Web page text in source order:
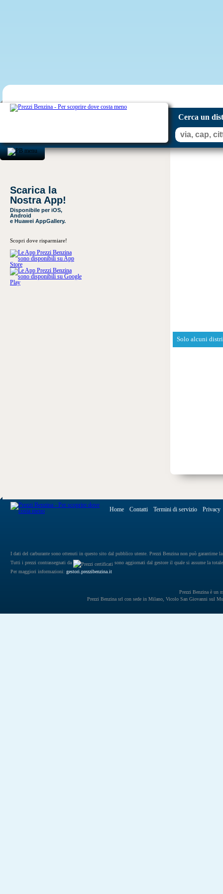
Cerca un
Scarica la
Nostra App!
Disponibile per iOS,
Android
e Huawei AppGallery.
Scopri dove risparmiare!
Solo alcuni
Home Contatti Termini di servizio Privacy
I dati del carburante sono ottenuti in questo sito dal pubblico utente. Prezzi Benzina non può garantirne
Tutti i prezzi contrassegnati da
sono aggiornati dal gestore il quale si assume la
Per maggiori informazioni: gestori.prezzibenzina.it
Prezzi Benzina è un
Prezzi Benzina srl con sede in Milano, Vicolo San Giovanni sul